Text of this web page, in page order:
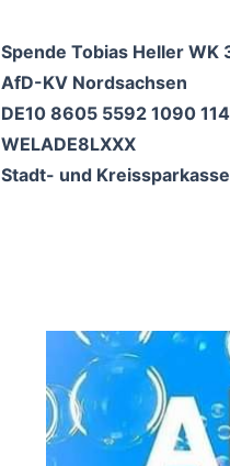
Spende Tobias Heller WK
AfD-KV Nordsachsen
DE10 8605 5592 1090
WELADE8LXXX
Stadt- und